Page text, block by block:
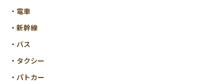
・電車
・新幹線
・バス
・タクシー
・パトカー